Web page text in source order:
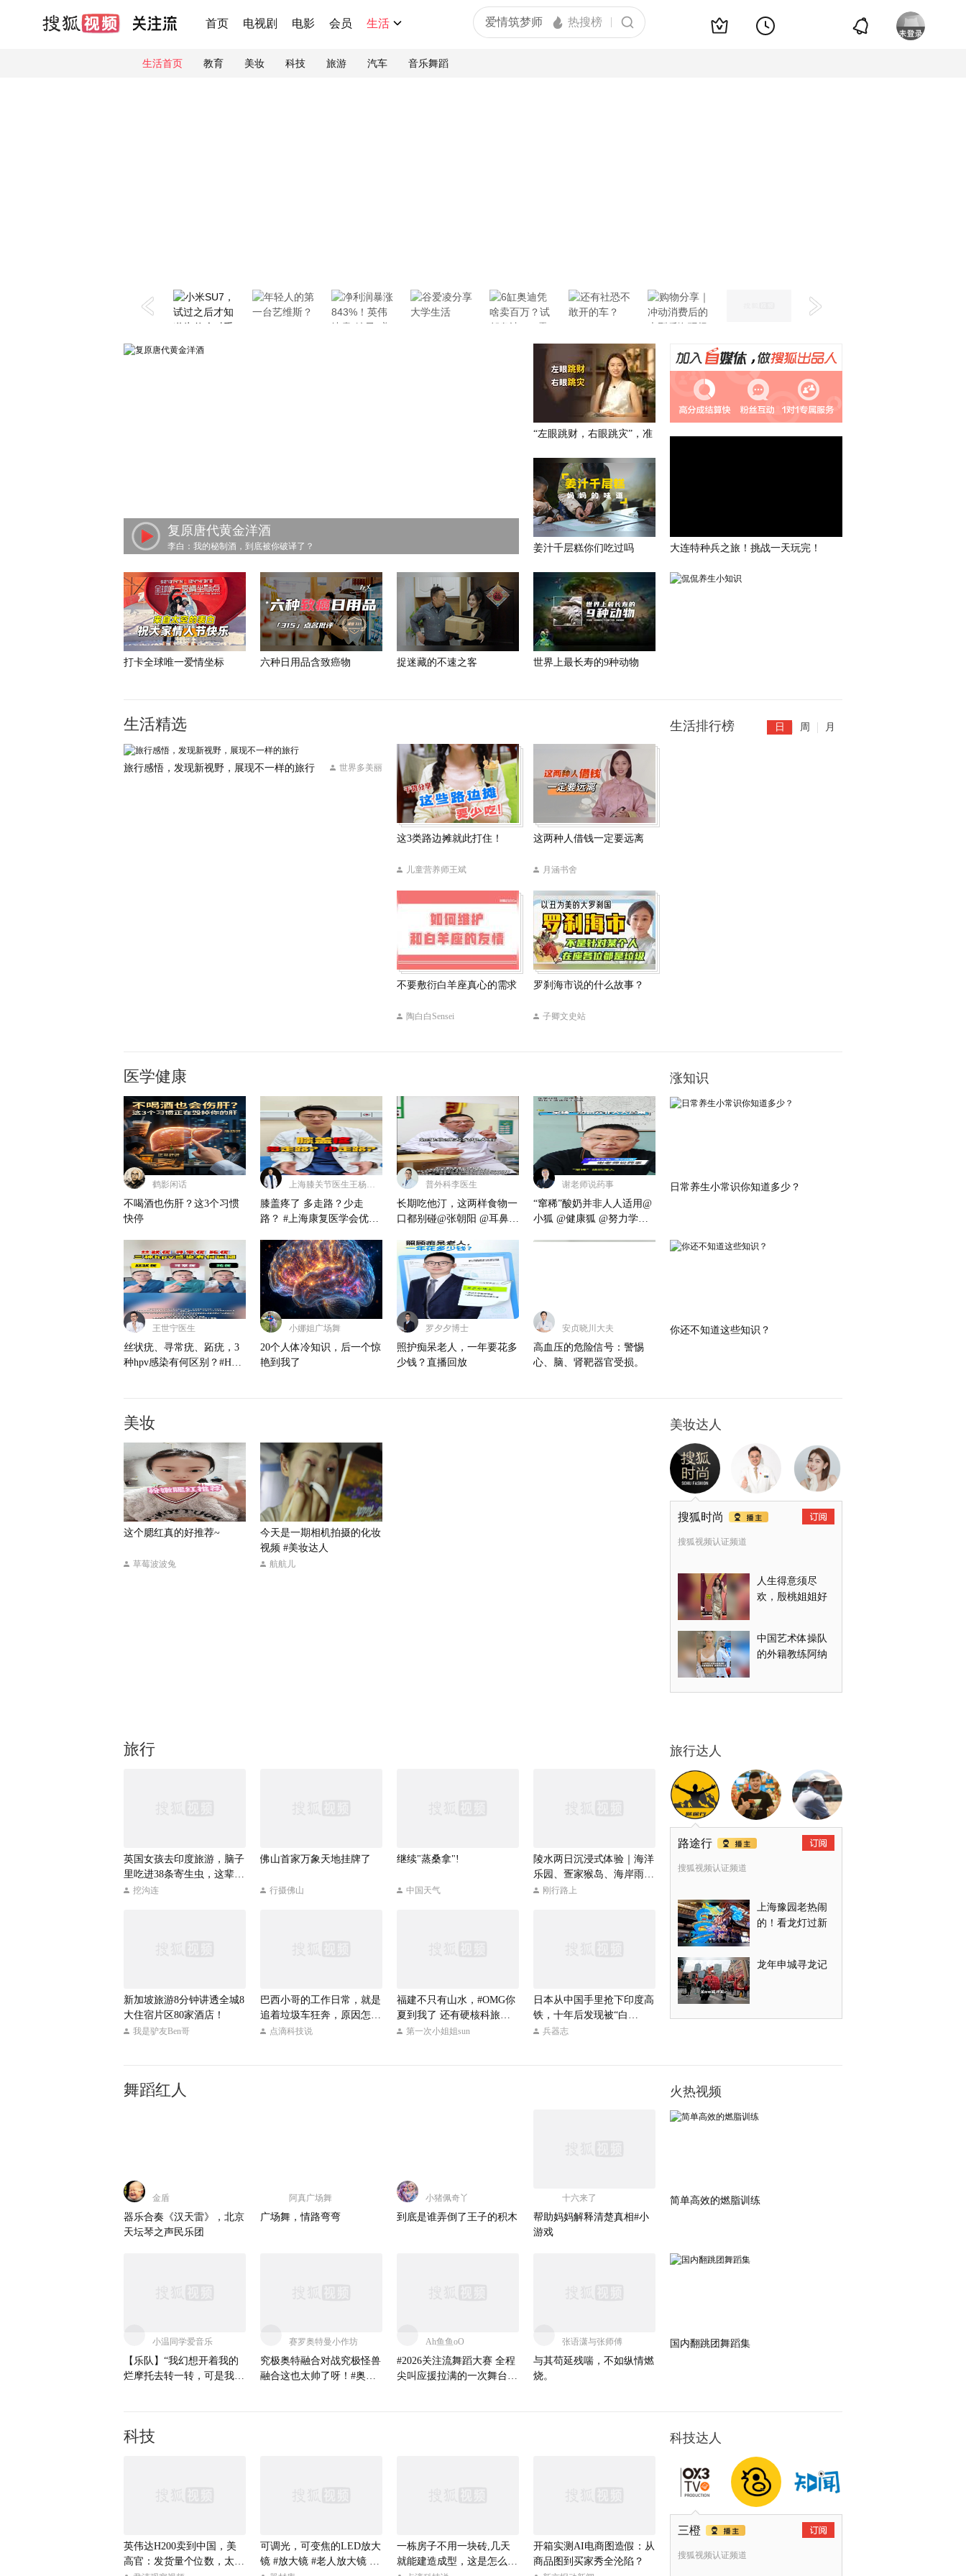
首页 电视剧 电影 会员 生活
生活首页 教育 美妆 科技 旅游 汽车 音乐舞蹈
复原唐代黄金洋酒
李白：我的秘制酒，到底被你破译了？
打卡全球唯一爱情坐标 六种日用品含致癌物 捉迷藏的不速之客
“左眼跳财，右眼跳灾”，准
姜汁千层糕你们吃过吗
世界上最长寿的9种动物
亮度 标准
饱和度 100
对比度 100
大连特种兵之旅！挑战一天玩完！
生活精选
旅行感悟，发现新视野，展现不一样的旅行 世界多美丽
这3类路边摊就此打住！
儿童营养师王斌
不要敷衍白羊座真心的需求
陶白白Sensei
这两种人借钱一定要远离
月涵书舍
罗刹海市说的什么故事？
子卿文史站
生活排行榜 日 周 月
医学健康
鹤影闲话
不喝酒也伤肝？这3个习惯
快停
上海膝关节医生王杨雨凡
膝盖疼了 多走路？少走
路？ #上海康复医学会优青
关节与运动创伤科
普外科李医生
长期吃他汀，这两样食物一
口都别碰@张朝阳 @耳鼻喉
徐医生 @小狐 @狐学学有
知识 @搜狐视频官方小助
手 @努力学习的总结侠 @
在下散财 @妇科主任杨洪
波 @健康狐 @潮流生活狐
@心理学博士李蕊
谢老师说药事
“窜稀”酸奶并非人人适用@
小狐 @健康狐 @努力学习
生 @儿科马大夫 @耳鼻喉
刘医生 @大美兴凯湖 @大
脸庞子
王世宁医生
丝状疣、寻常疣、跖疣，3
种hpv感染有何区别？#HPV
鸿 @张朝阳
小娜姐广场舞
20个人体冷知识，后一个惊
艳到我了
罗夕夕博士
照护痴呆老人，一年要花多
少钱？直播回放
安贞晓川大夫
高血压的危险信号：警惕
心、脑、肾靶器官受损。
涨知识
日常养生小常识你知道多少？
你还不知道这些知识？
美妆
这个腮红真的好推荐~
草莓波波兔
今天是一期相机拍摄的化妆
视频 #美妆达人
航航儿
美妆达人
搜狐时尚
搜狐视频认证频道
人生得意须尽
欢，殷桃姐姐好
中国艺术体操队
的外籍教练阿纳
得艺术体操团体
金牌，这位宝藏
教练，颜值和身
材都犹如精灵一
旅行
英国女孩去印度旅游，脑子
里吃进38条寄生虫，这辈子
差点废了！
挖沟连
佛山首家万象天地挂牌了
行摄佛山
继续"蒸桑拿"!
中国天气
陵水两日沉浸式体验｜海洋
乐园、疍家猴岛、海岸雨林
跑 刚行路上
新加坡旅游8分钟讲透全城8
大住宿片区80家酒店！
我是驴友Ben哥
巴西小哥的工作日常，就是
追着垃圾车狂奔，原因怎样
的？点滴科技说
福建不只有山水，#OMG你
夏到我了 还有硬核科旅行️
三钢，一座建在钢铁厂里的
第一次小姐姐sun
日本从中国手里抢下印度高
铁，十年后发现被“白
嫖”了？
兵器志
旅行达人
路途行
搜狐视频认证频道
上海豫园老热闹
的！看龙灯过新
龙年申城寻龙记
舞蹈红人
金盾
器乐合奏《汉天雷》，北京
天坛琴之声民乐团
阿真广场舞
广场舞，情路弯弯
小猪佩奇丫
到底是谁弄倒了王子的积木
十六来了
帮助妈妈解释清楚真相#小
游戏
小温同学爱音乐
【乐队】“我幻想开着我的
烂摩托去转一转，可是我把
的 #一秒入夏的旋律
赛罗奥特曼小作坊
究极奥特融合对战究极怪兽
融合这也太帅了呀！#奥特
Ah鱼鱼oO
#2026关注流舞蹈大赛 全程
尖叫应援拉满的一次舞台！
张语潇与张师傅
与其苟延残喘，不如纵情燃
烧。
火热视频
简单高效的燃脂训练
国内翻跳团舞蹈集
科技
英伟达H200卖到中国，美
高官：发货量个位数，太少
可调光，可变焦的LED放大
镜 #放大镜 #老人放大镜 #le
一栋房子不用一块砖,几天
就能建造成型，这是怎么做
开箱实测AI电商图造假：从
商品图到买家秀全沦陷？
科技达人
三橙
搜狐视频认证频道